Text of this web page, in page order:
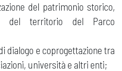
del patrimonio storico,
del territorio del Parco
dialogo e coprogettazione tra
università e altri enti;